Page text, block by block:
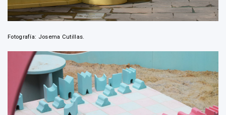
Fotografía: Josema Cutillas.